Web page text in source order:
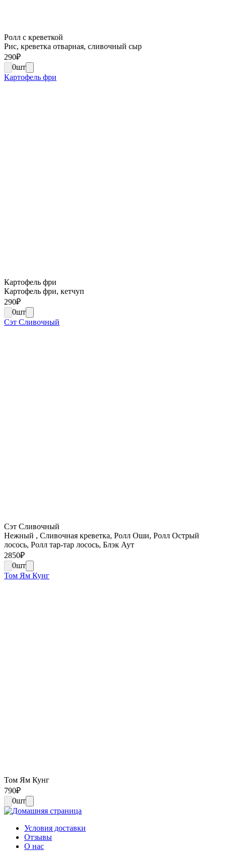
Ролл с креветкой
Рис, креветка отварная, сливочный сыр
290₽
0шт
Картофель фри
Картофель фри
Картофель фри, кетчуп
290₽
0шт
Сэт Сливочный
Сэт Сливочный
Нежный , Сливочная креветка, Ролл Оши, Ролл Острый
лосось, Ролл тар-тар лосось, Блэк Аут
2850₽
0шт
Том Ям Кунг
Том Ям Кунг
790₽
0шт
Условия доставки
Отзывы
О нас